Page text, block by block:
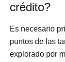
crédito?
Es necesario
puntos de las
explorado por